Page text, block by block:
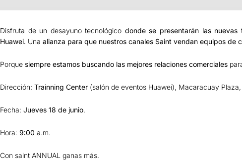
Disfruta de un desayuno tecnológico donde se presentarán las nuevas
Huawei. Una alianza para que nuestros canales Saint vendan equipos de
Porque siempre estamos buscando las mejores relaciones comerciales
Dirección: Trainning Center (salón de eventos Huawei), Macaracuay
Fecha: Jueves 18 de junio.
Hora: 9:00 a.m.
Con saint ANNUAL ganas más.